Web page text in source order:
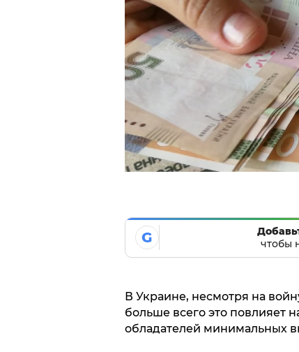
G
чтобы
В Украине, несмотря на
больше всего это повлияет
обладателей минимальных